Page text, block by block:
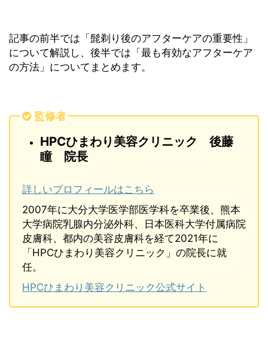
記事の前半では「髭剃り後のアフターケアの重要性」
について解説し、後半では「最も有効なアフターケア
の方法」についてまとめます。
監修者
HPCひまわり美容クリニック 後藤
瞳 院長
詳しいプロフィールはこちら
2007年に大分大学医学部医学科を卒業後、熊本
大学病院乳腺内分泌外科、日本医科大学付属病院
皮膚科、都内の美容皮膚科を経て2021年に
「HPCひまわり美容クリニック」の院長に就
任。
HPCひまわり美容クリニック公式サイト